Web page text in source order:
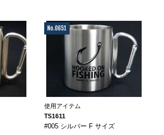
No.0651
使用アイテム
TS1611
#005 シルバー F サイズ